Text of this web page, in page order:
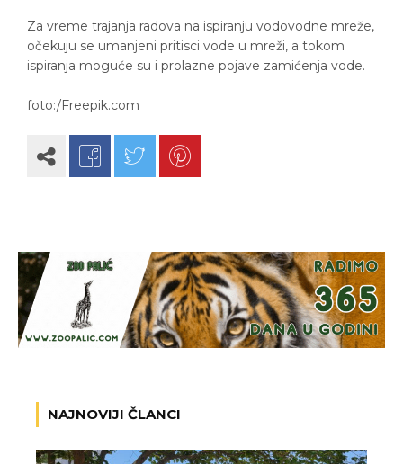
Za vreme trajanja radova na ispiranju vodovodne mreže,
očekuju se umanjeni pritisci vode u mreži, a tokom
ispiranja moguće su i prolazne pojave zamićenja vode.
foto:/Freepik.com
NAJNOVIJI ČLANCI